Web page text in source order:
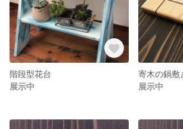
階段型花台
展示中
寄木の鍋敷
展示中